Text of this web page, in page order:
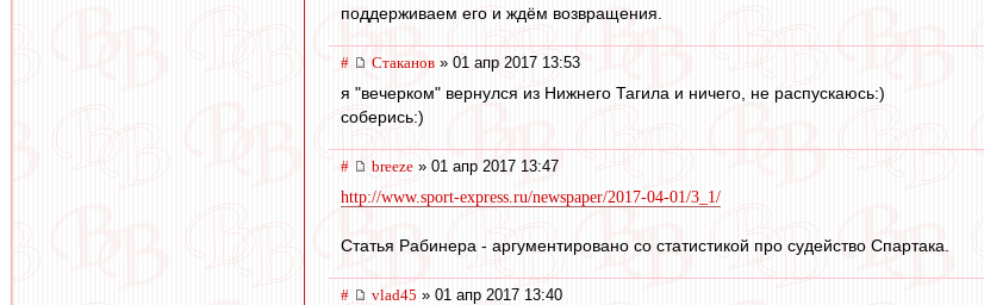
поддерживаем его и ждём возвращения.
# Cтаканов » 01 апр 2017 13:53
я "вечерком" вернулся из Нижнего Тагила и ничего, не распускаюсь:)
соберись:)
# breeze » 01 апр 2017 13:47
http://www.sport-express.ru/newspaper/2017-04-01/3_1/
Статья Рабинера - аргументировано со статистикой про судейство Спартака.
# vlad45 » 01 апр 2017 13:40